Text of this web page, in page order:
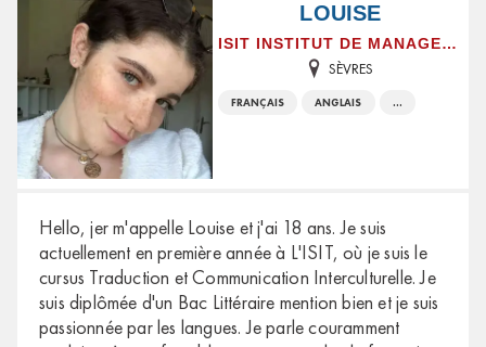
LOUISE
ISIT INSTITUT DE MANAGEMENT ET DE COMMUNICATION INTERCULTURELS
SÈVRES
FRANÇAIS ANGLAIS ...
Hello, jer m'appelle Louise et j'ai 18 ans. Je suis
actuellement en première année à L'ISIT, où je suis le
cursus Traduction et Communication Interculturelle. Je
suis diplômée d'un Bac Littéraire mention bien et je suis
passionnée par les langues. Je parle couramment